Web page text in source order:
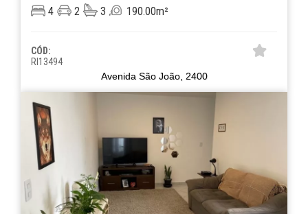
4 2 3 190.00m²
CÓD:
RI13494
Avenida São João, 2400